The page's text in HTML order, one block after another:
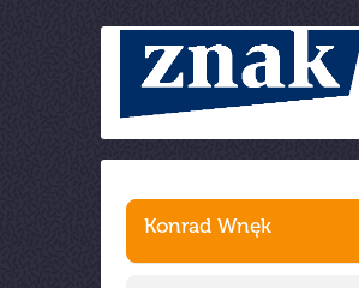
Konrad Wnęk